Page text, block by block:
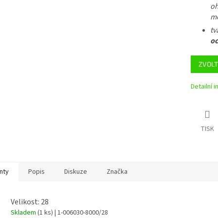
Detailní
TISK
Popis Diskuze Značka
Velikost: 28
Skladem (1 ks) | 1-006030-8000/28